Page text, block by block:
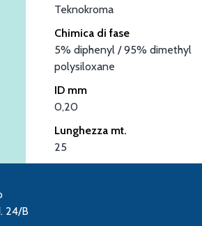
Teknokroma
Chimica di fase
5% diphenyl / 95% dimethyl
polysiloxane
ID mm
0,20
Lunghezza mt.
25
24/B